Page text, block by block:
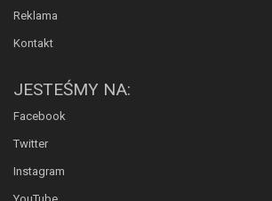
Reklama
Kontakt
JESTEŚMY NA:
Facebook
Twitter
Instagram